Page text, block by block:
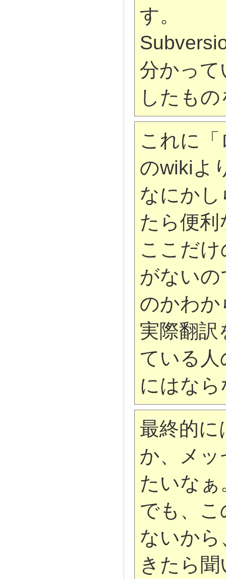
す。
分かって
したも
これに
のwikiよ
なにか
たら便
ここだ
がない
のかわ
実際翻訳
ている
にはな
最終的に
か、メッ
たいなぁ
でも、
ないか
きたら